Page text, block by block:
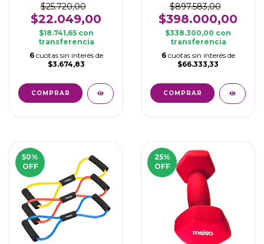
$25.720,00
$22.049,00
$18.741,65 con
transferencia
6 cuotas sin interés de
$3.674,83
COMPRAR
computadora Fit
$897.583,00
$398.000,00
$338.300,00 con
transferencia
6 cuotas sin interés de
$66.333,33
50%
OFF
25%
OFF